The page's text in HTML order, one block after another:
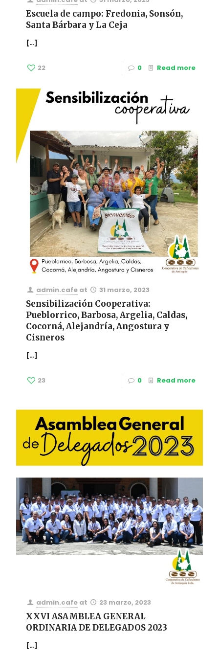
Escuela de campo: Fredonia, Sonsón,
Santa Bárbara y La Ceja
[…]
22 0 Read more
admin.cafe at 31 marzo, 2023
Sensibilización Cooperativa:
Pueblorrico, Barbosa, Argelia, Caldas,
Cocorná, Alejandría, Angostura y
Cisneros
[…]
23 0 Read more
admin.cafe at 23 marzo, 2023
XXVI ASAMBLEA GENERAL
ORDINARIA DE DELEGADOS 2023
[…]